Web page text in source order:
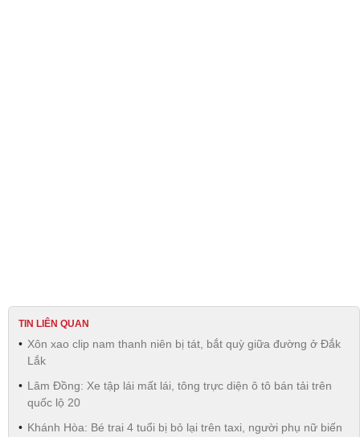
TIN LIÊN QUAN
Xôn xao clip nam thanh niên bị tát, bắt quỳ giữa đường ở Đắk
Lắk
Lâm Đồng: Xe tập lái mất lái, tông trực diện ô tô bán tải trên
quốc lộ 20
Khánh Hòa: Bé trai 4 tuổi bị bỏ lại trên taxi, người phụ nữ biến